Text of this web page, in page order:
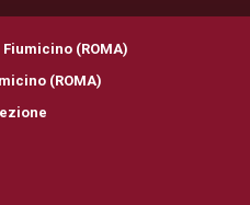
(ROMA)
(ROMA)